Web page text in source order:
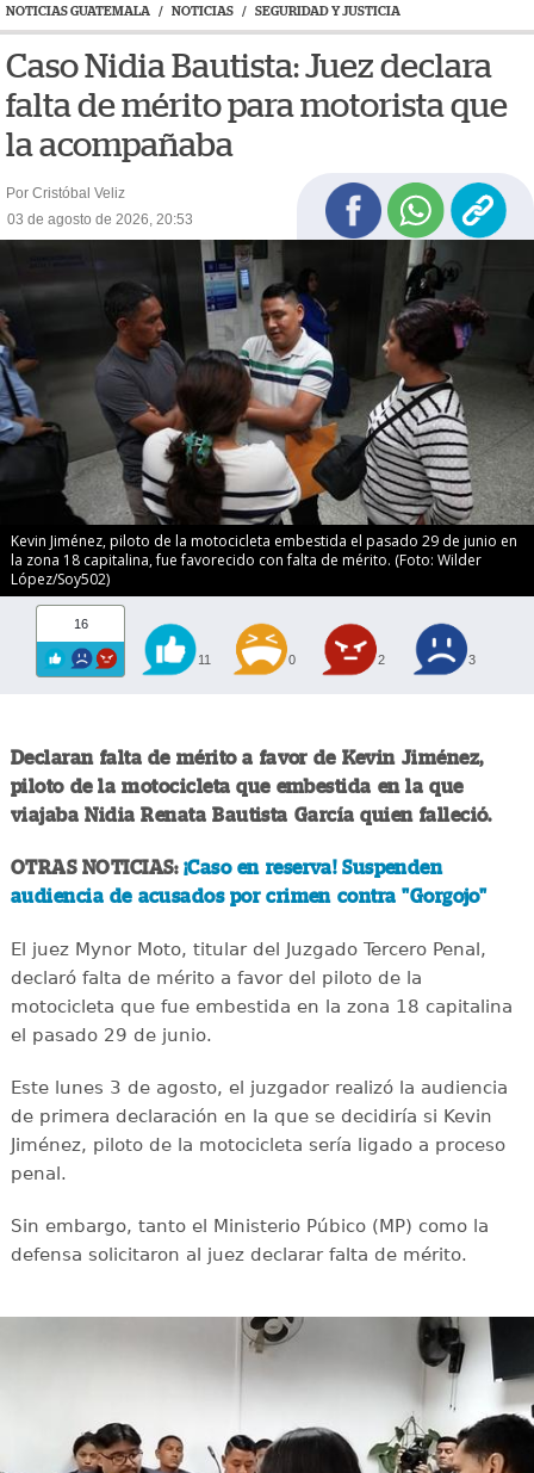
NOTICIAS GUATEMALA / NOTICIAS / SEGURIDAD Y JUSTICIA
Caso Nidia Bautista: Juez declara
falta de mérito para motorista que
la acompañaba
Por Cristóbal Veliz
03 de agosto de 2026, 20:53
Kevin Jiménez, piloto de la motocicleta embestida el pasado 29 de junio en
la zona 18 capitalina, fue favorecido con falta de mérito. (Foto: Wilder
López/Soy502)
16
11 0 2 3
Declaran falta de mérito a favor de Kevin Jiménez,
piloto de la motocicleta que embestida en la que
viajaba Nidia Renata Bautista García quien falleció.
OTRAS NOTICIAS: ¡Caso en reserva! Suspenden
audiencia de acusados por crimen contra "Gorgojo"
El juez Mynor Moto, titular del Juzgado Tercero Penal,
declaró falta de mérito a favor del piloto de la
motocicleta que fue embestida en la zona 18 capitalina
el pasado 29 de junio.
Este lunes 3 de agosto, el juzgador realizó la audiencia
de primera declaración en la que se decidiría si Kevin
Jiménez, piloto de la motocicleta sería ligado a proceso
penal.
Sin embargo, tanto el Ministerio Púbico (MP) como la
defensa solicitaron al juez declarar falta de mérito.